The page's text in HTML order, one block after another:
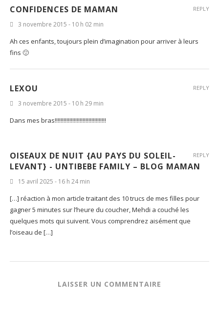
CONFIDENCES DE MAMAN
3 novembre 2015 - 10 h 02 min
Ah ces enfants, toujours plein d’imagination pour arriver à leurs
fins 🙂
REPLY
LEXOU
3 novembre 2015 - 10 h 29 min
Dans mes bras!!!!!!!!!!!!!!!!!!!!!!!!!!!!!!!!!!!
REPLY
OISEAUX DE NUIT {AU PAYS DU SOLEIL-
LEVANT} - UNTIBEBE FAMILY – BLOG MAMAN
15 avril 2025 - 16 h 24 min
[…] réaction à mon article traitant des 10 trucs de mes filles pour
gagner 5 minutes sur l’heure du coucher, Mehdi a couché les
quelques mots qui suivent. Vous comprendrez aisément que
l’oiseau de […]
REPLY
LAISSER UN COMMENTAIRE